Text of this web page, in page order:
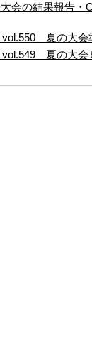
大会の結果報告
vol.550 夏の大会
vol.549 夏の大会